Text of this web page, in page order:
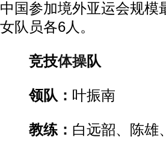
中国参加境外亚运会规模
女队员各6人。
竞技体操队
领队： 叶振南
教练： 白远韶、陈雄